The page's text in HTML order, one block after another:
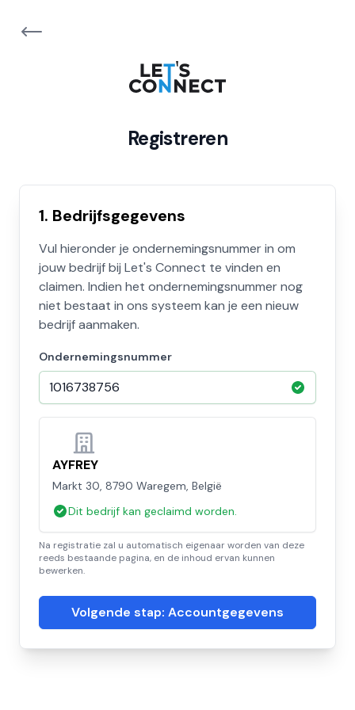
Registreren
1. Bedrijfsgegevens
Vul hieronder je ondernemingsnummer in om
jouw bedrijf bij Let's Connect te vinden en
claimen. Indien het ondernemingsnummer nog
niet bestaat in ons systeem kan je een nieuw
bedrijf aanmaken.
Ondernemingsnummer
AYFREY
Markt 30, 8790 Waregem, België
Dit bedrijf kan geclaimd worden.
Na registratie zal u automatisch eigenaar worden van deze
reeds bestaande pagina, en de inhoud ervan kunnen
bewerken.
Volgende stap: Accountgegevens